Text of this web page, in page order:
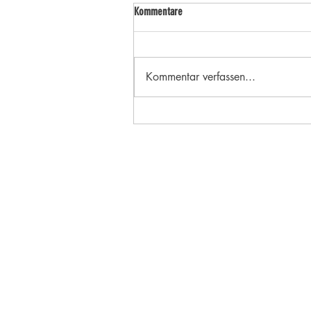
Kommentare
Kommentar verfassen...